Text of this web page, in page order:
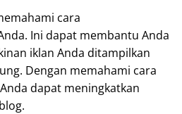
cara
Ini dapat membantu Anda
iklan Anda ditampilkan
Dengan memahami cara
dapat meningkatkan